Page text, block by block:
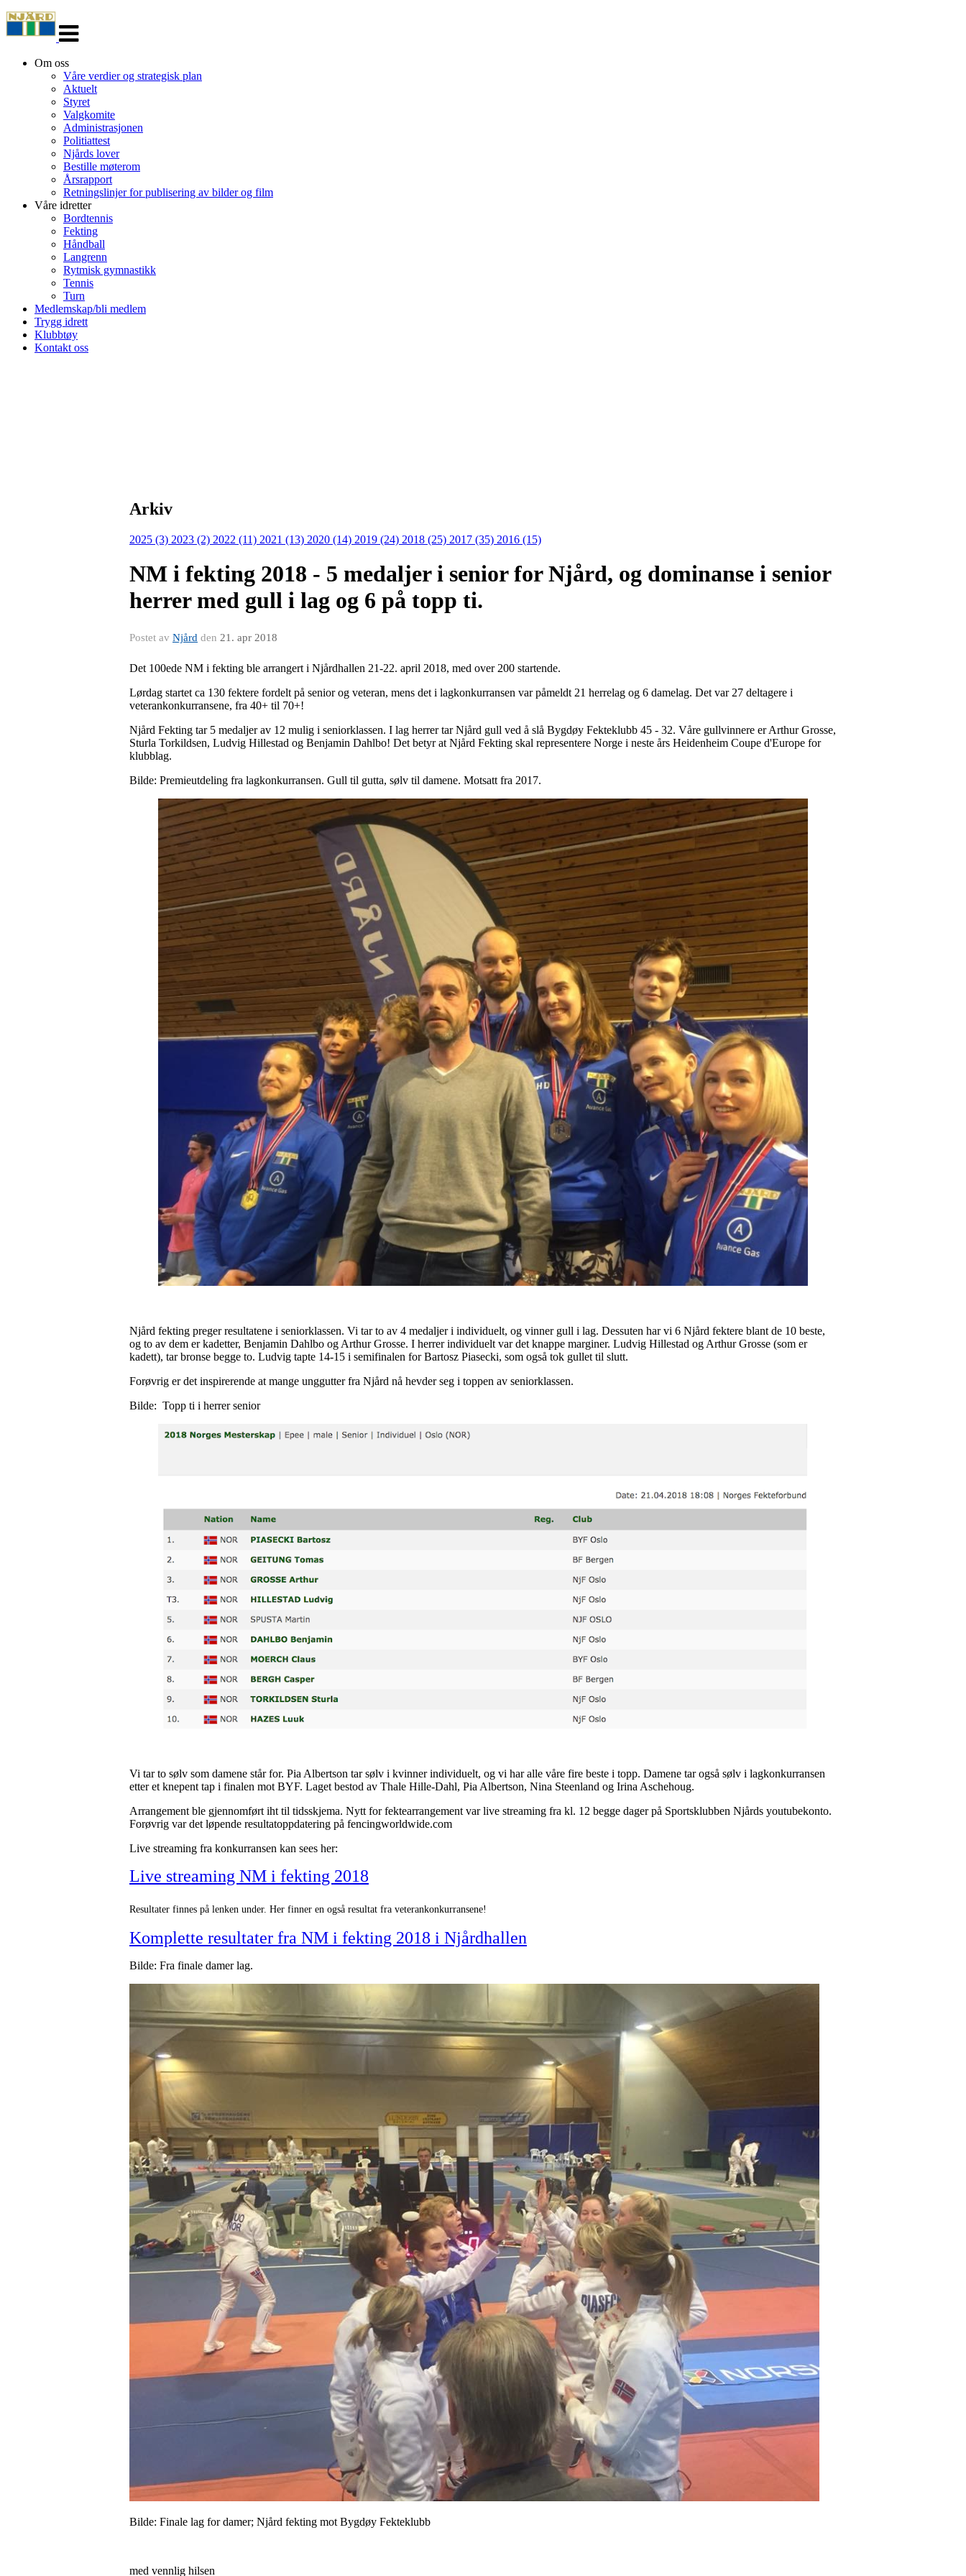
navigasjon
Om oss
Våre verdier og strategisk plan
Aktuelt
Styret
Valgkomite
Administrasjonen
Politiattest
Njårds lover
Bestille møterom
Årsrapport
Retningslinjer for publisering av bilder og film
Våre idretter
Bordtennis
Fekting
Håndball
Langrenn
Rytmisk gymnastikk
Tennis
Turn
Medlemskap/bli medlem
Trygg idrett
Klubbtøy
Kontakt oss
Arkiv
2025 (3) 2023 (2) 2022 (11) 2021 (13) 2020 (14) 2019 (24) 2018 (25) 2017 (35) 2016 (15)
NM i fekting 2018 - 5 medaljer i senior for Njård, og dominanse i senior
herrer med gull i lag og 6 på topp ti.
Postet av Njård den 21. apr 2018
Det 100ede NM i fekting ble arrangert i Njårdhallen 21-22. april 2018, med over 200 startende.
Lørdag startet ca 130 fektere fordelt på senior og veteran, mens det i lagkonkurransen var påmeldt 21 herrelag og 6 damelag. Det var 27 deltagere i
veterankonkurransene, fra 40+ til 70+!
Njård Fekting tar 5 medaljer av 12 mulig i seniorklassen. I lag herrer tar Njård gull ved å slå Bygdøy Fekteklubb 45 - 32. Våre gullvinnere er Arthur Grosse,
Sturla Torkildsen, Ludvig Hillestad og Benjamin Dahlbo! Det betyr at Njård Fekting skal representere Norge i neste års Heidenheim Coupe d'Europe for
klubblag.
Bilde: Premieutdeling fra lagkonkurransen. Gull til gutta, sølv til damene. Motsatt fra 2017.
Njård fekting preger resultatene i seniorklassen. Vi tar to av 4 medaljer i individuelt, og vinner gull i lag. Dessuten har vi 6 Njård fektere blant de 10 beste,
og to av dem er kadetter, Benjamin Dahlbo og Arthur Grosse. I herrer individuelt var det knappe marginer. Ludvig Hillestad og Arthur Grosse (som er
kadett), tar bronse begge to. Ludvig tapte 14-15 i semifinalen for Bartosz Piasecki, som også tok gullet til slutt.
Forøvrig er det inspirerende at mange unggutter fra Njård nå hevder seg i toppen av seniorklassen.
Bilde: Topp ti i herrer senior
Vi tar to sølv som damene står for. Pia Albertson tar sølv i kvinner individuelt, og vi har alle våre fire beste i topp. Damene tar også sølv i lagkonkurransen
etter et knepent tap i finalen mot BYF. Laget bestod av Thale Hille-Dahl, Pia Albertson, Nina Steenland og Irina Aschehoug.
Arrangement ble gjennomført iht til tidsskjema. Nytt for fektearrangement var live streaming fra kl. 12 begge dager på Sportsklubben Njårds youtubekonto.
Forøvrig var det løpende resultatoppdatering på fencingworldwide.com
Live streaming fra konkurransen kan sees her:
Live streaming NM i fekting 2018
Resultater finnes på lenken under. Her finner en også resultat fra veterankonkurransene!
Komplette resultater fra NM i fekting 2018 i Njårdhallen
Bilde: Fra finale damer lag.
Bilde: Finale lag for damer; Njård fekting mot Bygdøy Fekteklubb
med vennlig hilsen